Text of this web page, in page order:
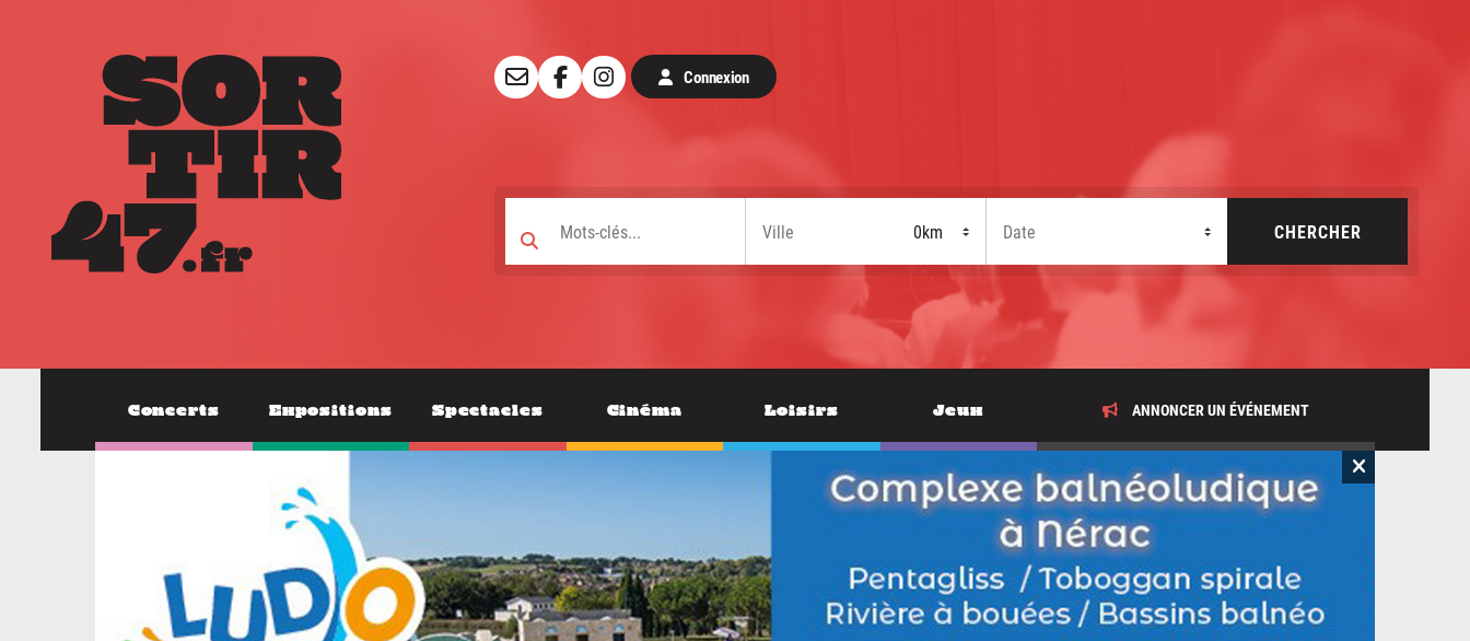
Connexion
Concerts Expositions Spectacles Cinéma Loisirs Jeux ANNONCER UN ÉVÉNEMENT